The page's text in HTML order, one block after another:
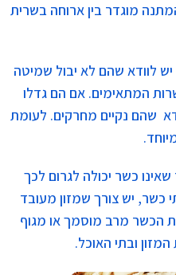
מוגדר בין ארוחה בשרית
יש לוודא שהם לא יבול שמיטה
המתאימים. אם הם גדלו
שהם נקיים מחרקים. לעומת
כשר יכולה לגרום לכך
כשר, יש צורך שמזון מעובד
הכשר מרב מוסמך או מגוף
ובתי האוכל.